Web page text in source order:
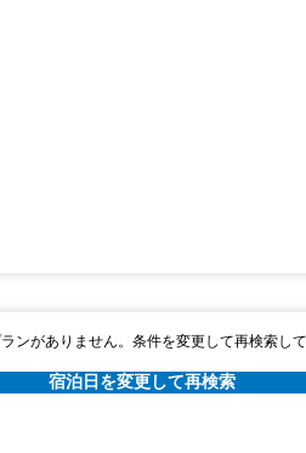
ンがありません。条件を変更して再検索して
宿泊日を変更して再検索